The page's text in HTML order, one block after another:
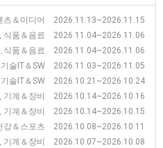
츠＆미디어 2026.11.13~2026.11.15
터테인먼트 및 비디오 게임 전시회
식품＆음료 2026.11.04~2026.11.06
식품＆음료 2026.11.04~2026.11.06
기술IT＆SW 2026.11.03~2026.11.05
시회 [Warsaw Industry Week]
기술IT＆SW 2026.10.21~2026.10.24
디자인 전시회 [Home & Contract]
기계＆장비 2026.10.14~2026.10.16
전시회 [TRANSEXPO]
기계＆장비 2026.10.14~2026.10.15
강＆스포츠 2026.10.08~2026.10.11
기계＆장비 2026.10.07~2026.10.08